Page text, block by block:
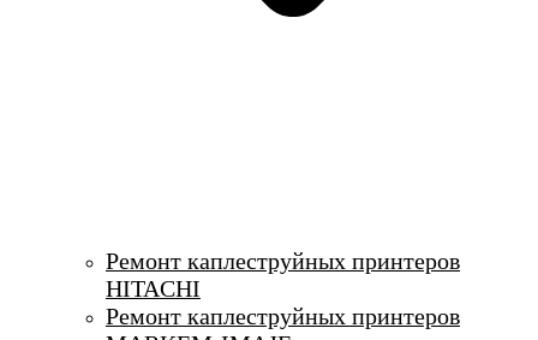
Ремонт каплеструйных принтеров
HITACHI
Ремонт каплеструйных принтеров